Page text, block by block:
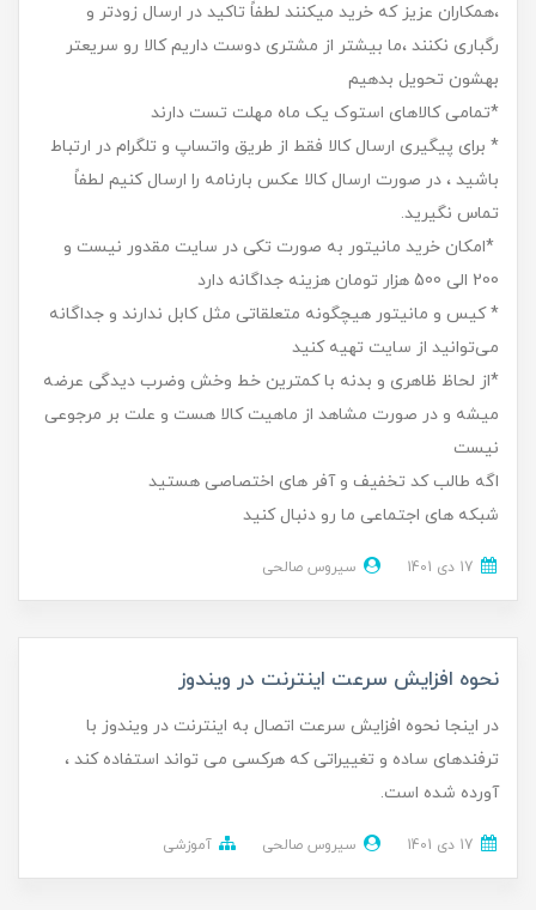
،همکاران عزیز که خرید میکنند لطفاً تاکید در ارسال زودتر و
رگباری نکنند ،ما بیشتر از مشتری دوست داریم کالا رو سریعتر
بهشون تحویل بدهیم
*تمامی کالاهای استوک یک ماه مهلت تست دارند
* برای پیگیری ارسال کالا فقط از طریق واتساپ و تلگرام در ارتباط
باشید ، در صورت ارسال کالا عکس بارنامه را ارسال کنیم لطفاً
تماس نگیرید.
*امکان خرید مانیتور به صورت تکی در سایت مقدور نیست و
200 الی 500 هزار تومان هزینه جداگانه دارد
* کیس و مانیتور هیچگونه متعلقاتی مثل کابل ندارند و جداگانه
می‌توانید از سایت تهیه کنید
*از لحاظ ظاهری و بدنه با کمترین خط وخش وضرب دیدگی عرضه
میشه و در صورت مشاهد از ماهیت کالا هست و علت بر مرجوعی
نیست
اگه طالب کد تخفیف و آفر های اختصاصی هستید
شبکه های اجتماعی ما رو دنبال کنید
سیروس صالحی
نحوه افزایش سرعت اینترنت در ویندوز
در اینجا نحوه افزایش سرعت اتصال به اینترنت در ویندوز با
ترفندهای ساده و تغییراتی که هرکسی می تواند استفاده کند ،
آورده شده است.
سیروس صالحی آموزشی